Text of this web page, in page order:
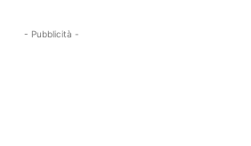
- Pubblicità -